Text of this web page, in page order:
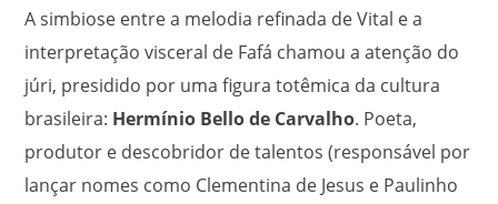
A simbiose entre a melodia refinada de Vital e a
interpretação visceral de Fafá chamou a atenção do
júri, presidido por uma figura totêmica da cultura
brasileira: Hermínio Bello de Carvalho. Poeta,
produtor e descobridor de talentos (responsável por
lançar nomes como Clementina de Jesus e Paulinho